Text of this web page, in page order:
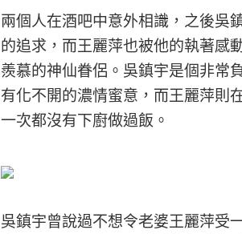
兩個人在酒吧中意外相識，之後吳
的追求，而王麗萍也被他的執著感
羨慕的神仙眷侶。吳鎮宇是個非常
有化不開的濃情蜜意，而王麗萍則
一次都沒有下廚做過飯。
吳鎮宇曾說過不想令老婆王麗萍受